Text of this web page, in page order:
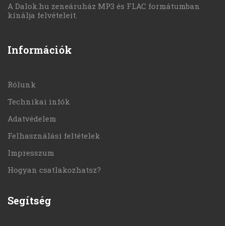
A Dalok.hu zeneáruház MP3 és FLAC formátumban
kínálja felvételeit.
Információk
Rólunk
Technikai infók
Adatvédelem
Felhasználási feltételek
Impresszum
Hogyan csatlakozhatsz?
Segítség